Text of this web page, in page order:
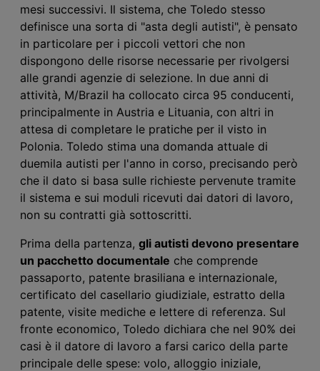
mesi successivi. Il sistema, che Toledo stesso
definisce una sorta di "asta degli autisti", è pensato
in particolare per i piccoli vettori che non
dispongono delle risorse necessarie per rivolgersi
alle grandi agenzie di selezione. In due anni di
attività, M/Brazil ha collocato circa 95 conducenti,
principalmente in Austria e Lituania, con altri in
attesa di completare le pratiche per il visto in
Polonia. Toledo stima una domanda attuale di
duemila autisti per l'anno in corso, precisando però
che il dato si basa sulle richieste pervenute tramite
il sistema e sui moduli ricevuti dai datori di lavoro,
non su contratti già sottoscritti.
Prima della partenza, gli autisti devono presentare
un pacchetto documentale che comprende
passaporto, patente brasiliana e internazionale,
certificato del casellario giudiziale, estratto della
patente, visite mediche e lettere di referenza. Sul
fronte economico, Toledo dichiara che nel 90% dei
casi è il datore di lavoro a farsi carico della parte
principale delle spese: volo, alloggio iniziale,